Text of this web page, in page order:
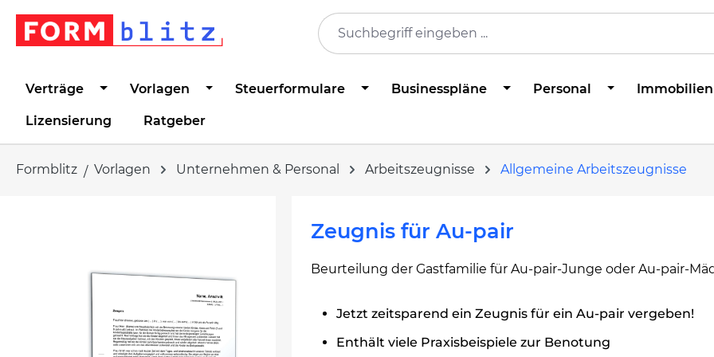
Zur Hauptnavigation springen
Verträge Vorlagen Steuerformulare Businesspläne Personal Immobilien
Lizensierung Ratgeber
Formblitz Vorlagen Unternehmen & Personal Arbeitszeugnisse Allgemeine Arbeitszeugnisse
Zeugnis für Au-pair
Beurteilung der Gastfamilie für Au-pair-Junge oder Au-pair-
Jetzt zeitsparend ein Zeugnis für ein Au-pair vergeben!
Enthält viele Praxisbeispiele zur Benotung